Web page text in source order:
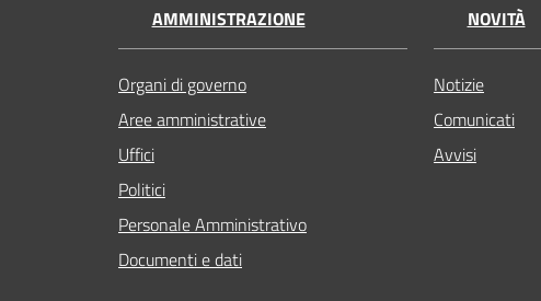
AMMINISTRAZIONE
Organi di governo
Aree amministrative
Uffici
Politici
Personale Amministrativo
Documenti e dati
NOVITÀ
Notizie
Comunicati
Avvisi